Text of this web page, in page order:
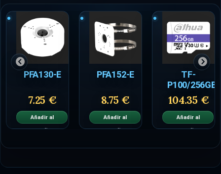
PFA130-E
7.25 €
Añadir al
carrito
PFA152-E
8.75 €
Añadir al
carrito
TF-
P100/256GB
104.35 €
Añadir al
carrito